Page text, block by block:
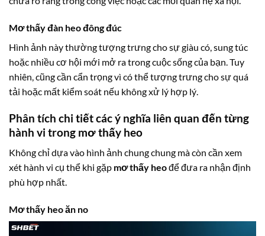
Mơ thấy đàn heo đông đúc
Hình ảnh này thường tượng trưng cho sự giàu có, sung túc
hoặc nhiều cơ hội mới mở ra trong cuộc sống của bạn. Tuy
nhiên, cũng cần cẩn trọng vì có thể tượng trưng cho sự quá
tải hoặc mất kiểm soát nếu không xử lý hợp lý.
Phân tích chi tiết các ý nghĩa liên quan đến từng
hành vi trong mơ thấy heo
Không chỉ dựa vào hình ảnh chung chung mà còn cần xem
xét hành vi cụ thể khi gặp mơ thấy heođể đưa ra nhận định
phù hợp nhất.
Mơ thấy heo ăn no